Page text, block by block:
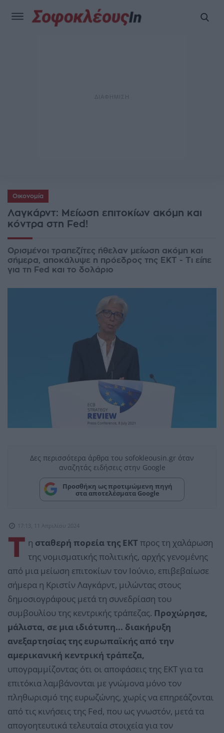
Οικονομία
Λαγκάρντ: Μείωση επιτοκίων ακόμη και
κόντρα στη Fed!
Ορισμένοι τραπεζίτες ήθελαν μείωση ακόμη και
σήμερα, αποκάλυψε η πρόεδρος της ΕΚΤ - Τι είπε
για τη Fed και το δολάριο
Δες περισσότερα άρθρα του sofokleousin.gr όταν
αναζητάς ειδήσεις στην Google
Προσθήκη ως προτιμώμενη πηγή
στα αποτελέσματα Google
17:13, 11 Απριλίου 2024
Τ η σταθερή πορεία της ΕΚΤπρος τη χαλάρωση
της νομισματικής πολιτικής, αρχής γενομένης
από μια μείωση επιτοκίων τον Ιούνιο, επιβεβαίωσε
σήμερα η Κριστίν Λαγκάρντ, μιλώντας στους
δημοσιογράφους μετά τη συνεδρίαση του
συμβουλίου της κεντρικής τράπεζας. Προχώρησε,
μάλιστα, σε μια ιδιότυπη... διακήρυξη
ανεξαρτησίας της ευρωπαϊκής από την
αμερικανική κεντρική τράπεζα,
υπογραμμίζοντας ότι οι αποφάσεις της ΕΚΤ για τα
επιτόκια λαμβάνονται με γνώμονα μόνο τον
πληθωρισμό της ευρωζώνης, χωρίς να επηρεάζονται
από τις κινήσεις της Fed, που ως γνωστόν, μετά τα
απογοητευτικά τελευταία στοιχεία για τον